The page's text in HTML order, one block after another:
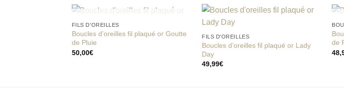
RUPTURE DE STOCK
FILS D'OREILLES
Boucles d’oreilles fil plaqué or Goutte
de Pluie
50,00€
Add to
FILS D'OREILLES
Boucles d’oreilles fil plaqué or Lady
Day
49,99€
de